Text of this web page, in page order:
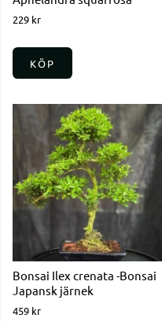
229 kr
KÖP
Bonsai Ilex crenata -Bonsai
Japansk järnek
459 kr